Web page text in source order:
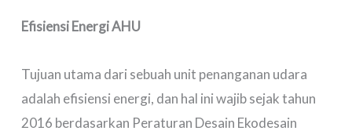
Efisiensi Energi AHU
Tujuan utama dari sebuah unit penanganan udara
adalah efisiensi energi, dan hal ini wajib sejak tahun
2016 berdasarkan Peraturan Desain Ekodesain